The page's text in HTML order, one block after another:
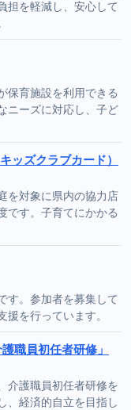
担を軽減し、安心して
保育施設を利用できる
ニーズに対応し、子ど
ッズクラブカード）
を対象に県内の協力店
です。子育てにかかる
す。参加者を募集して
を行っています。
職員初任者研修」
介護職員初任者研修を
、経済的自立を目指し